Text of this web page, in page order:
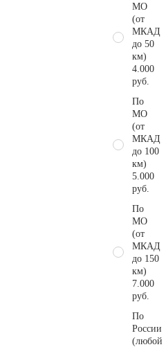
МО
(от
МКАД
до 50
км)
4.000
руб.
По
МО
(от
МКАД
до 100
км)
5.000
руб.
По
МО
(от
МКАД
до 150
км)
7.000
руб.
По
России
(любой